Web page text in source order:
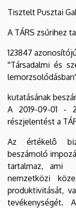
Tisztelt Pusztai
A TÁRS zsűrihez
123847
''Társadalmi és
kutatásának
A 2019-09-01 -
részjelentést a
Az értékelô
beszámoló
tartalmaz, ami
nemzetközi
produktivitását,
tevékenységét.